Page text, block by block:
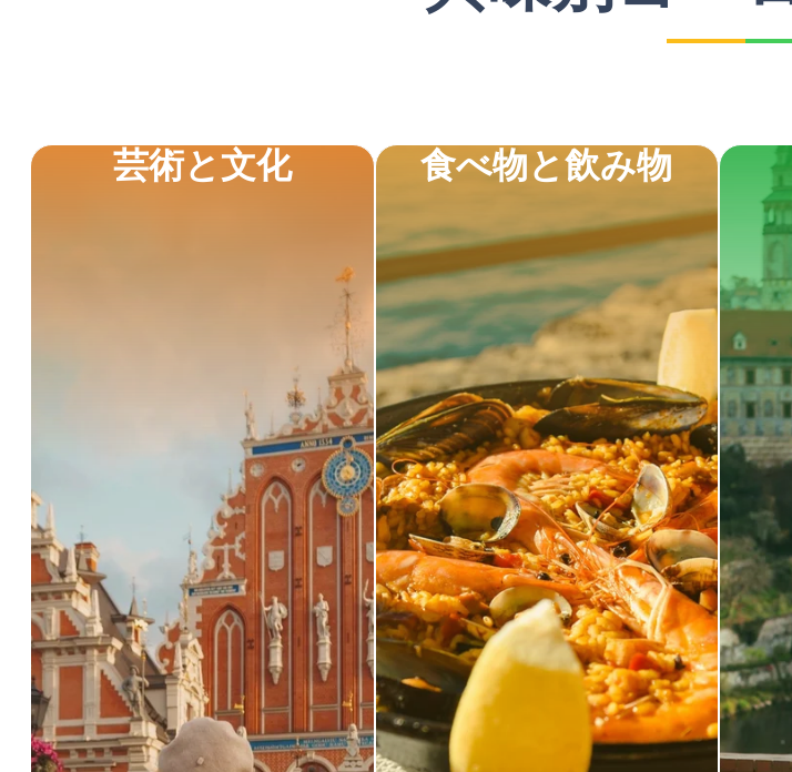
芸術と文化 食べ物と飲み物